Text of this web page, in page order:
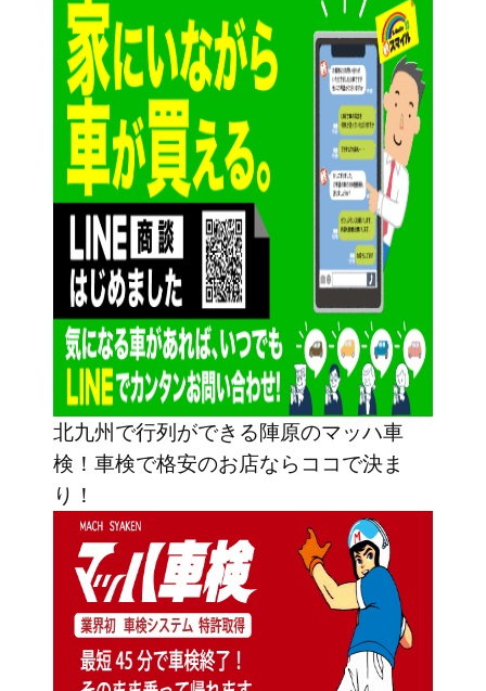
北九州で行列ができる陣原のマッハ車
検！車検で格安のお店ならココで決ま
り！